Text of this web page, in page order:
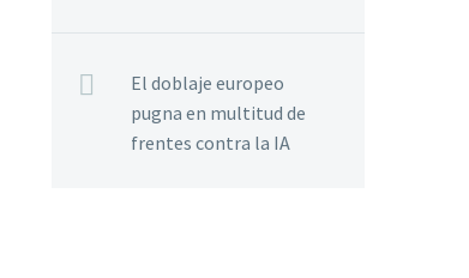
El doblaje europeo
pugna en multitud de
frentes contra la IA